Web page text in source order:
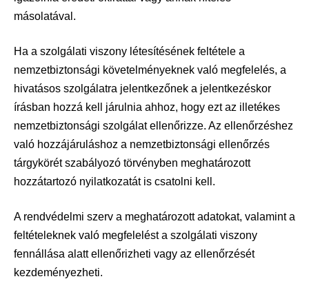
másolatával.
Ha a szolgálati viszony létesítésének feltétele a
nemzetbiztonsági követelményeknek való megfelelés, a
hivatásos szolgálatra jelentkezőnek a jelentkezéskor
írásban hozzá kell járulnia ahhoz, hogy ezt az illetékes
nemzetbiztonsági szolgálat ellenőrizze. Az ellenőrzéshez
való hozzájáruláshoz a nemzetbiztonsági ellenőrzés
tárgykörét szabályozó törvényben meghatározott
hozzátartozó nyilatkozatát is csatolni kell.
A rendvédelmi szerv a meghatározott adatokat, valamint a
feltételeknek való megfelelést a szolgálati viszony
fennállása alatt ellenőrizheti vagy az ellenőrzését
kezdeményezheti.